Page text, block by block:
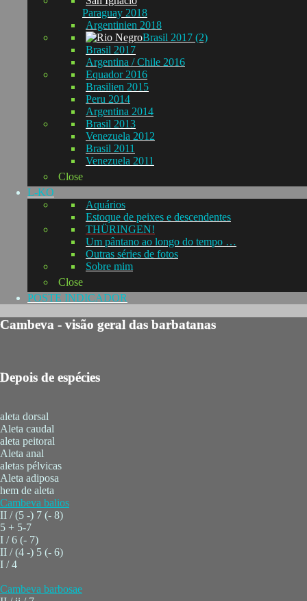
Paraguay 2018
Argentinien 2018
Brasil 2017 (2)
Brasil 2017
Argentina / Chile 2016
Equador 2016
Brasilien 2015
Peru 2014
Argentina 2014
Brasil 2013
Venezuela 2012
Brasil 2011
Venezuela 2011
Close
L-KO
Aquários
Estoque de peixes e descendentes
THÜRINGEN!
Um pântano ao longo do tempo …
Outras séries de fotos
Sobre mim
Close
POSTE INDICADOR
Cambeva - visão geral das barbatanas
Depois de espécies
aleta dorsal
Aleta caudal
aleta peitoral
Aleta anal
aletas pélvicas
Aleta adiposa
hem de aleta
Cambeva balios
II / (5 -) 7 (- 8)
5 + 5-7
I / 6 (- 7)
II / (4 -) 5 (- 6)
I / 4
Cambeva barbosae